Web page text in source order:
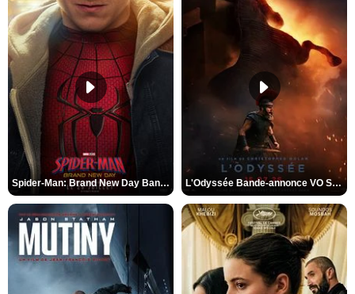
Spider-Man: Brand New Day Bande-annonce VO STFR L'Odyssée Bande-annonce VO STFR